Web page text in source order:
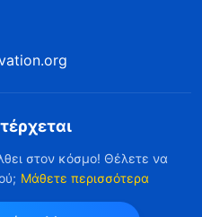
στον κόσμο! Θέλετε να
Μάθετε περισσότερα